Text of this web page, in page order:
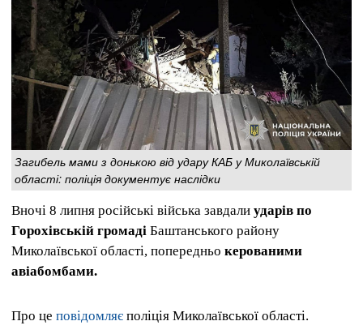
Загибель мами з донькою від удару КАБ у Миколаївській
області: поліція документує наслідки
Вночі 8 липня російські війська завдали ударів по
Горохівській громаді Баштанського району
Миколаївської області, попередньо керованими
авіабомбами.
Про це повідомляє поліція Миколаївської області.